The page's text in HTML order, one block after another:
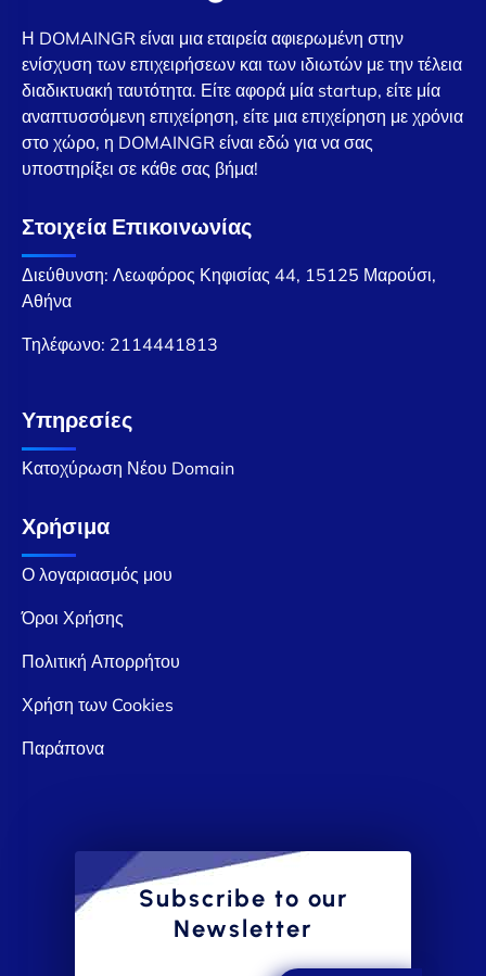
Η DOMAINGR είναι μια εταιρεία αφιερωμένη στην
ενίσχυση των επιχειρήσεων και των ιδιωτών με την τέλεια
διαδικτυακή ταυτότητα. Είτε αφορά μία startup, είτε μία
αναπτυσσόμενη επιχείρηση, είτε μια επιχείρηση με χρόνια
στο χώρο, η DOMAINGR είναι εδώ για να σας
υποστηρίξει σε κάθε σας βήμα!
Στοιχεία Επικοινωνίας
Διεύθυνση: Λεωφόρος Κηφισίας 44, 15125 Μαρούσι,
Αθήνα
Τηλέφωνο: 2114441813
Υπηρεσίες
Κατοχύρωση Νέου Domain
Χρήσιμα
Ο λογαριασμός μου
Όροι Χρήσης
Πολιτική Απορρήτου
Χρήση των Cookies
Παράπονα
Subscribe to our
Newsletter